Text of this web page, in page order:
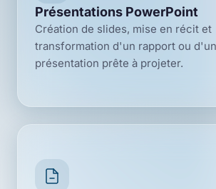
Présentations PowerPoint
Création de slides, mise en récit et
transformation d'un rapport ou
présentation prête à projeter.